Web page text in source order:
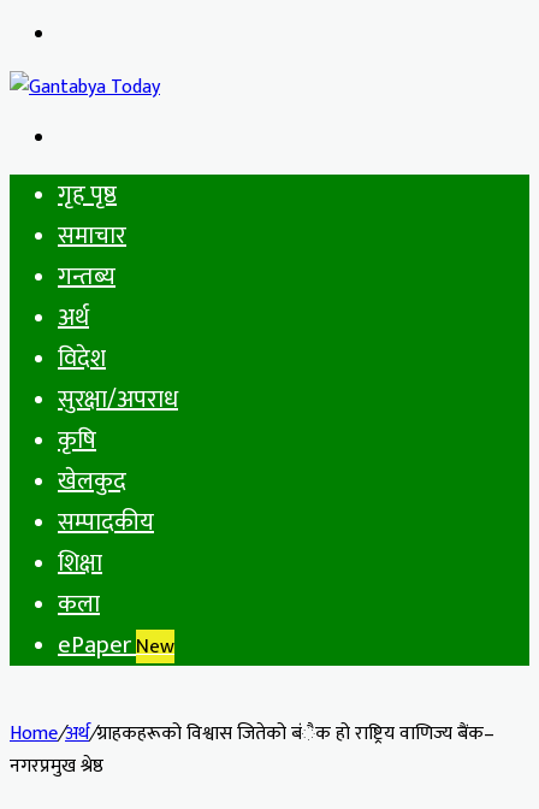
for
गृह पृष्ठ
समाचार
गन्तब्य
अर्थ
विदेश
सुरक्षा/अपराध
कृषि
खेलकुद
सम्पादकीय
शिक्षा
कला
ePaperNew
Home/अर्थ/ग्राहकहरूको विश्वास जितेको बंैक हो राष्ट्रिय वाणिज्य बैंक–
नगरप्रमुख श्रेष्ठ